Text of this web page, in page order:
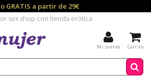
GRATIS a partir de 29€
sex shop con tienda erótica
Carrito
Mi cuenta